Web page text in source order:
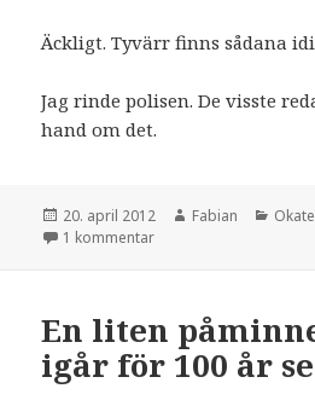
Äckligt. Tyvärr finns sådana
Jag rinde polisen. De visste
hand om det.
Postat
20. april 2012 Författare
Fabian
1 kommentartill Dagar som man
En liten
igår för 100 år